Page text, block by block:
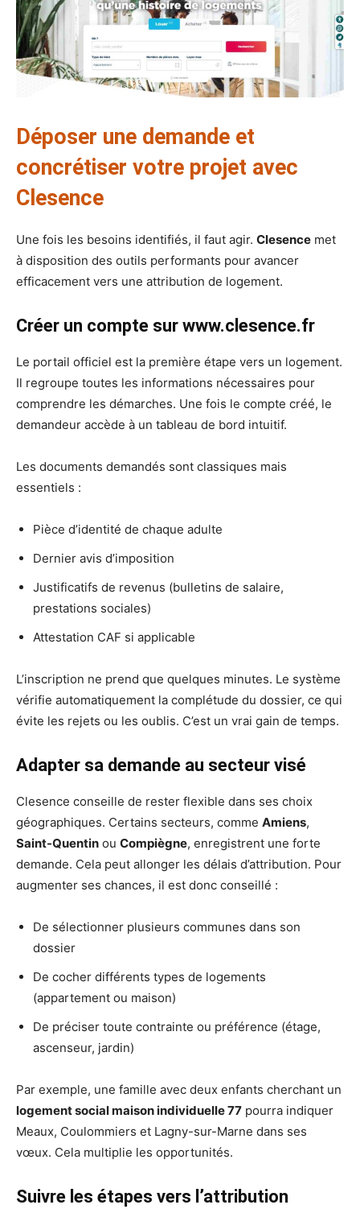
Déposer une demande et
concrétiser votre projet avec
Clesence
Une fois les besoins identifiés, il faut agir. Clesence met
à disposition des outils performants pour avancer
efficacement vers une attribution de logement.
Créer un compte sur www.clesence.fr
Le portail officiel est la première étape vers un logement.
Il regroupe toutes les informations nécessaires pour
comprendre les démarches. Une fois le compte créé, le
demandeur accède à un tableau de bord intuitif.
Les documents demandés sont classiques mais
essentiels :
Pièce d’identité de chaque adulte
Dernier avis d’imposition
Justificatifs de revenus (bulletins de salaire,
prestations sociales)
Attestation CAF si applicable
L’inscription ne prend que quelques minutes. Le système
vérifie automatiquement la complétude du dossier, ce qui
évite les rejets ou les oublis. C’est un vrai gain de temps.
Adapter sa demande au secteur visé
Clesence conseille de rester flexible dans ses choix
géographiques. Certains secteurs, comme Amiens,
Saint-Quentin ou Compiègne, enregistrent une forte
demande. Cela peut allonger les délais d’attribution. Pour
augmenter ses chances, il est donc conseillé :
De sélectionner plusieurs communes dans son
dossier
De cocher différents types de logements
(appartement ou maison)
De préciser toute contrainte ou préférence (étage,
ascenseur, jardin)
Par exemple, une famille avec deux enfants cherchant un
logement social maison individuelle 77 pourra indiquer
Meaux, Coulommiers et Lagny-sur-Marne dans ses
vœux. Cela multiplie les opportunités.
Suivre les étapes vers l’attribution